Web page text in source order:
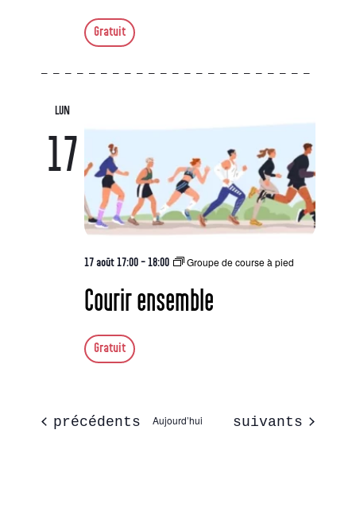
Gratuit
LUN
17
Courir ensemble
17 août 17:00-18:00 Groupe de course à pied
Gratuit
Évènements
précédents Aujourd’hui Évènements
suivants